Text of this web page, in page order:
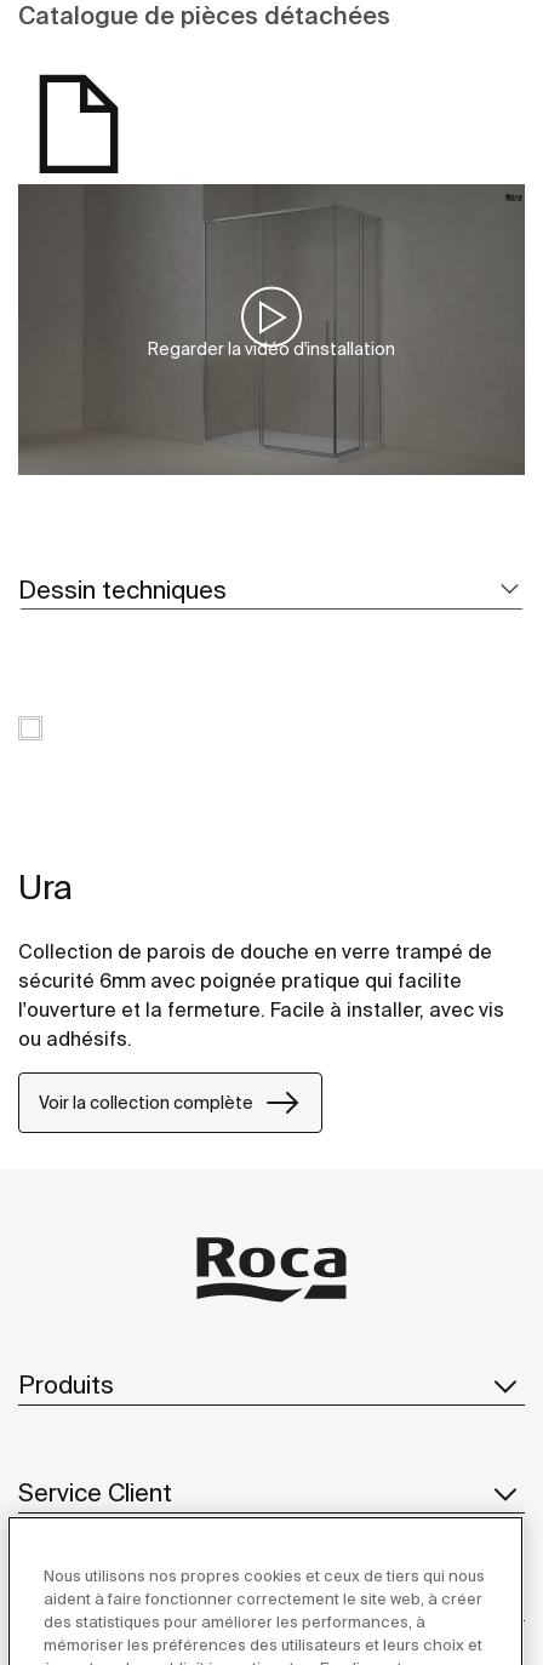
Catalogue de pièces détachées
Regarder la vidéo d'installation
Dessin techniques
Ura
Collection de parois de douche en verre trampé de
sécurité 6mm avec poignée pratique qui facilite
l'ouverture et la fermeture. Facile à installer, avec vis
ou adhésifs.
Voir la collection complète
Produits
Service Client
À propos de Roca
Nous utilisons nos propres cookies et ceux de tiers qui nous
aident à faire fonctionner correctement le site web, à créer
des statistiques pour améliorer les performances, à
mémoriser les préférences des utilisateurs et leurs choix et